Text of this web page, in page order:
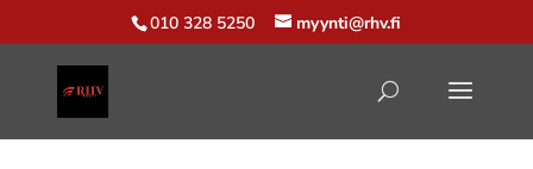
010 328 5250 myynti@rhv.fi